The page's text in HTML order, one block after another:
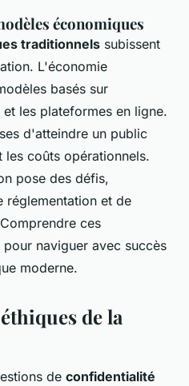
économiques
traditionnels subissent
L'économie
basés sur
les plateformes en ligne.
d'atteindre un public
les coûts opérationnels.
pose des défis,
réglementation et de
ces
naviguer avec succès
moderne.
de la
de confidentialité